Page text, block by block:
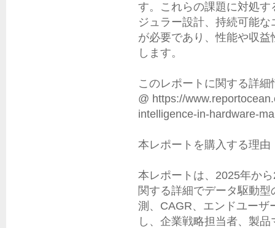
す。これらの課題に対処
ジュラー設計、持続可能
が必要であり、性能や収
します。
このレポートに関する詳
@ https://
intelligence-in-hardware-
本レポートを購入する理由
本レポートは、2025年か
関する詳細でデータ駆動
測、CAGR、エンドユーザ
し、企業戦略担当者、製